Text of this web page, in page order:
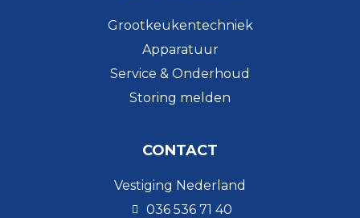
Grootkeukentechniek
Apparatuur
Service & Onderhoud
Storing melden
CONTACT
Vestiging Nederland
036 536 71 40